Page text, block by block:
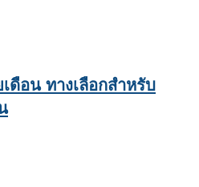
ดือน ทางเลือกสำหรับ